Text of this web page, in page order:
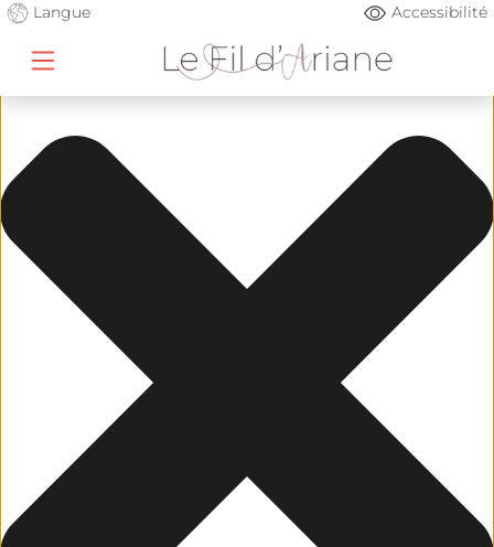
Gérer le consentement
Langue Accessibilité